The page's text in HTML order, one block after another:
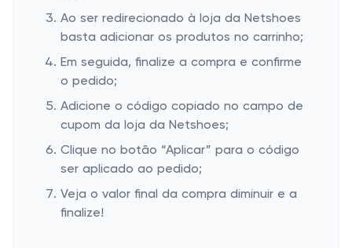
Ao ser redirecionado à loja da Netshoes
basta adicionar os produtos no carrinho;
Em seguida, finalize a compra e confirme
o pedido;
Adicione o código copiado no campo de
cupom da loja da Netshoes;
Clique no botão “Aplicar” para o código
ser aplicado ao pedido;
Veja o valor final da compra diminuir e a
finalize!